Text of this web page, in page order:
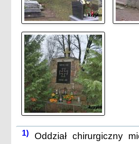
1)
Oddział chirurgiczny